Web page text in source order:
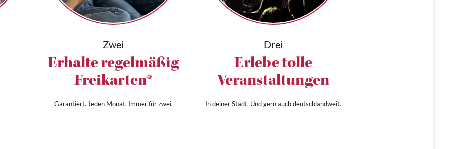
Zwei
Erhalte regelmäßig
Freikarten*
Garantiert. Jeden Monat. Immer für zwei.
Drei
Erlebe tolle
Veranstaltungen
In deiner Stadt. Und gern auch deutschlandweit.